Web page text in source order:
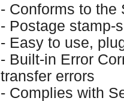
- Conforms to the
- Postage stamp-
- Easy to use,
- Built-in Error
transfer errors
- Complies with